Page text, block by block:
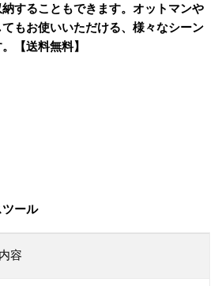
することもできます。オットマンや
もお使いいただける、様々なシーン
【送料無料】
ツール
内容